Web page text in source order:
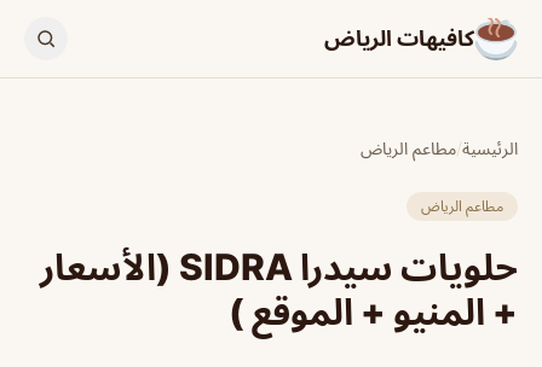
كافيهات الرياض
الرئيسية/مطاعم الرياض
مطاعم الرياض
حلويات سيدرا SIDRA (الأسعار
+ المنيو + الموقع )